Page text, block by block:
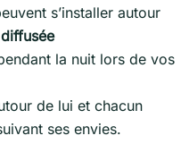
s’installer autour
la nuit lors de vos
de lui et chacun
ses envies.